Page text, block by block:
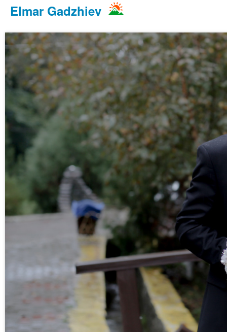
Elmar Gadzhiev